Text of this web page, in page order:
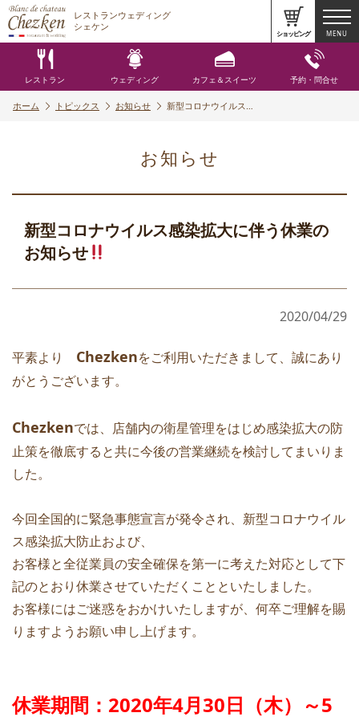
レストランウェディング
シェケン
レストラン ウェディング カフェ＆スイーツ 予約・問合せ
ショッピング MENU
ホーム トピックス お知らせ 新型コロナウイルス…
お知らせ
新型コロナウイルス感染拡大に伴う休業の
お知らせ
2020/04/29
平素より Chezkenをご利用いただきまして、誠にあり
がとうございます。
Chezkenでは、店舗内の衛星管理をはじめ感染拡大の防
止策を徹底すると共に今後の営業継続を検討してまいりま
した。
今回全国的に緊急事態宣言が発令され、新型コロナウイル
ス感染拡大防止および、
お客様と全従業員の安全確保を第一に考えた対応として下
記のとおり休業させていただくことといたしました。
お客様にはご迷惑をおかけいたしますが、何卒ご理解を賜
りますようお願い申し上げます。
休業期間：2020年4月30日（木）～5